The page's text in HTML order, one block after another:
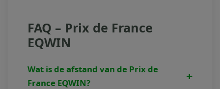
FAQ – Prix de France
EQWIN
Wat is de afstand van de Prix de
France EQWIN?
+